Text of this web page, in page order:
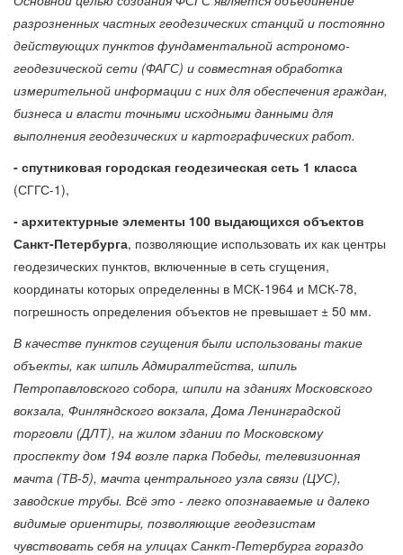
разрозненных частных геодезических станций и постоянно
действующих пунктов фундаментальной астрономо-
геодезической сети (ФАГС) и совместная обработка
измерительной информации с них для обеспечения граждан,
бизнеса и власти точными исходными данными для
выполнения геодезических и картографических работ.
- спутниковая городская геодезическая сеть 1 класса
(СГГС-1),
- архитектурные элементы 100 выдающихся объектов
Санкт-Петербурга, позволяющие использовать их как центры
геодезических пунктов, включенные в сеть сгущения,
координаты которых определенны в МСК-1964 и МСК-78,
погрешность определения объектов не превышает ± 50 мм.
В качестве пунктов сгущения были использованы такие
объекты, как шпиль Адмиралтейства, шпиль
Петропавловского собора, шпили на зданиях Московского
вокзала, Финляндского вокзала, Дома Ленинградской
торговли (ДЛТ), на жилом здании по Московскому
проспекту дом 194 возле парка Победы, телевизионная
мачта (ТВ-5), мачта центрального узла связи (ЦУС),
заводские трубы. Всё это - легко опознаваемые и далеко
видимые ориентиры, позволяющие геодезистам
чувствовать себя на улицах Санкт-Петербурга гораздо